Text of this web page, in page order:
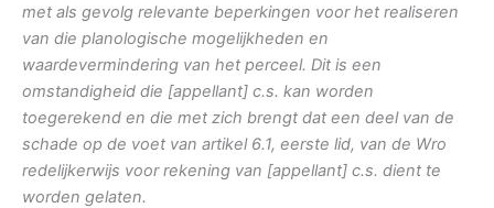
met als gevolg relevante beperkingen voor het realiseren
van die planologische mogelijkheden en
waardevermindering van het perceel. Dit is een
omstandigheid die [appellant] c.s. kan worden
toegerekend en die met zich brengt dat een deel van de
schade op de voet van artikel 6.1, eerste lid, van de Wro
redelijkerwijs voor rekening van [appellant] c.s. dient te
worden gelaten.